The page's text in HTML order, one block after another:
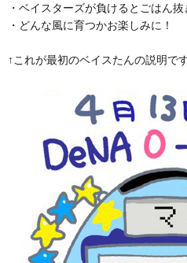
・ベイスターズが負けるとごはん抜
・どんな風に育つかお楽しみに！
↑これが最初のベイスたんの説明です